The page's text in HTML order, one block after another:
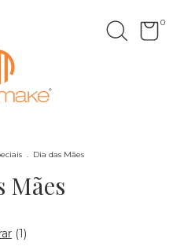
0
. Dia das Mães
Mães
(1)